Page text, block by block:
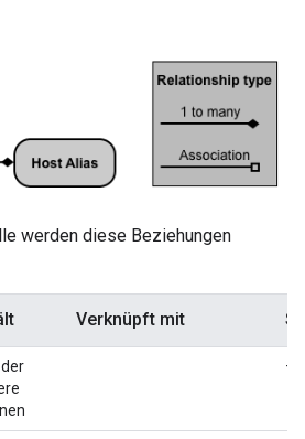
werden diese Beziehungen
Verknüpft mit
–